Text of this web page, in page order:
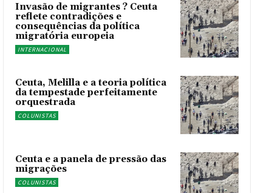
Invasão de migrantes ? Ceuta
reflete contradições e
consequências da política
migratória europeia
INTERNACIONAL
Ceuta, Melilla e a teoria política
da tempestade perfeitamente
orquestrada
COLUNISTAS
Ceuta e a panela de pressão das
migrações
COLUNISTAS